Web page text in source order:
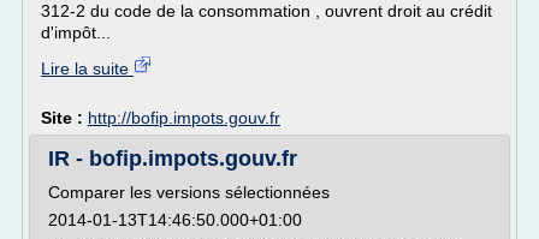
312-2 du code de la consommation , ouvrent droit au crédit
d'impôt...
Lire la suite
Site : http://bofip.impots.gouv.fr
IR - bofip.impots.gouv.fr
Comparer les versions sélectionnées
2014-01-13T14:46:50.000+01:00